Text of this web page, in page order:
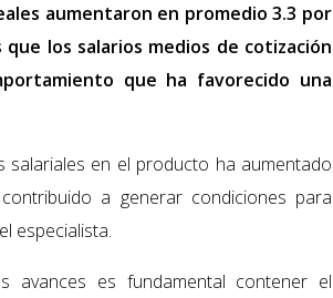
aumentaron en promedio 3.3 por
los salarios medios de cotización
que ha favorecido una
salariales en el producto ha aumentado
a generar condiciones para
especialista.
avances es fundamental contener el